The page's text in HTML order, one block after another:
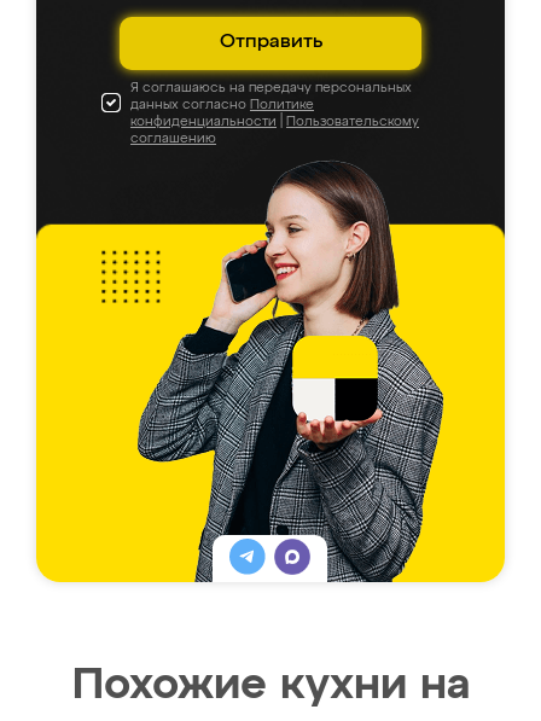
Отправить
Я соглашаюсь на передачу персональных
данных согласно Политике
конфиденциальности
Пользовательскому
соглашению
Похожие кухни на